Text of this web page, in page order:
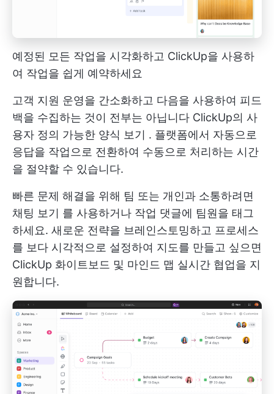
예정된 모든 작업을 시각화하고 ClickUp을 사용하
여 작업을 쉽게 예약하세요
고객 지원 운영을 간소화하고 다음을 사용하여 피드
백을 수집하는 것이 전부는 아닙니다 ClickUp의 사
용자 정의 가능한 양식 보기 . 플랫폼에서 자동으로
응답을 작업으로 전환하여 수동으로 처리하는 시간
을 절약할 수 있습니다.
빠른 문제 해결을 위해 팀 또는 개인과 소통하려면
채팅 보기 를 사용하거나 작업 댓글에 팀원을 태그
하세요. 새로운 전략을 브레인스토밍하고 프로세스
를 보다 시각적으로 설정하여 지도를 만들고 싶으면
ClickUp 화이트보드 및 마인드 맵 실시간 협업을 지
원합니다.